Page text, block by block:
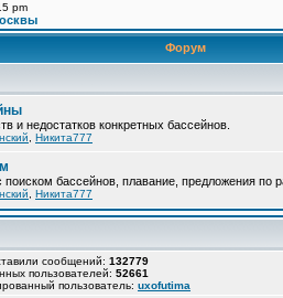
pm
Форум
и недостатков конкретных бассейнов.
Никита777
бассейнов, плавание, предложения по
Никита777
сообщений: 132779
пользователей: 52661
пользователь: uxofutima